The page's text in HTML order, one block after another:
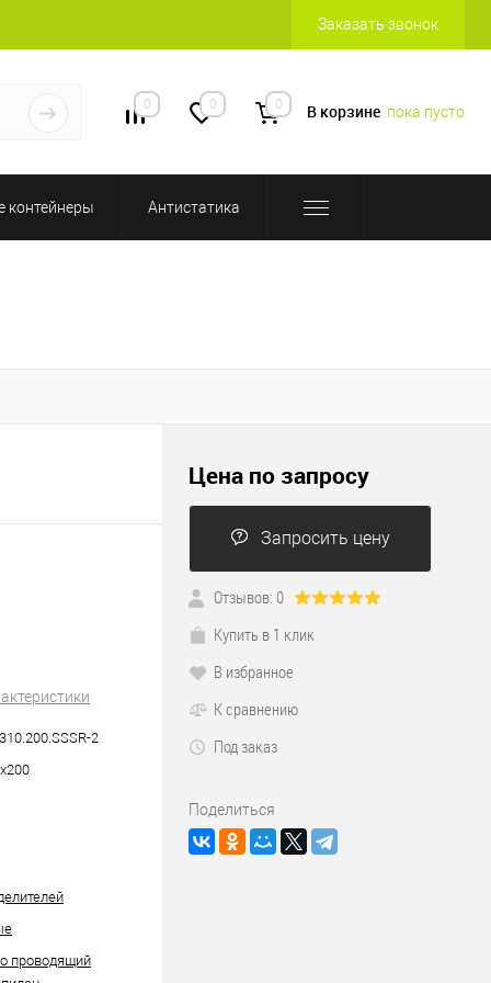
Заказать звонок
0 0 0 В корзине пока пусто
контейнеры Антистатика
2
проводящий
Цена по запросу
Запросить цену
Отзывов: 0
Купить в 1 клик
В избранное
К сравнению
Под заказ
Поделиться